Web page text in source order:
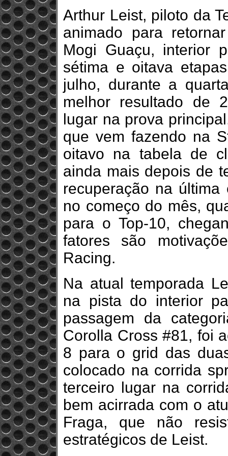
Arthur Leist, piloto da
animado para
Mogi Guaçu, interior
sétima e oitava
julho, durante a
melhor resultado de
lugar na prova
que vem fazendo na
oitavo na tabela de
ainda mais depois de
recuperação na
no começo do mês,
para o Top-10,
fatores são
Racing.
Na atual temporada
na pista do interior
passagem da
Corolla Cross #81, foi
8 para o grid das
colocado na corrida
terceiro lugar na
bem acirrada com o
Fraga, que não
estratégicos de Leist.